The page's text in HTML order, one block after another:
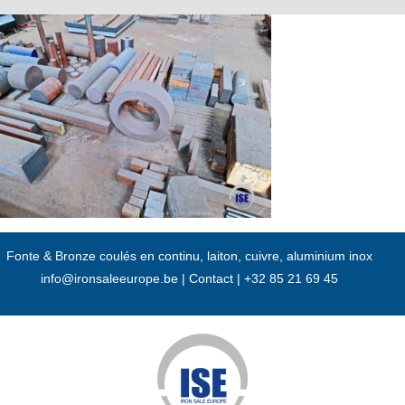
Passer
au
contenu
Fonte & Bronze coulés en continu, laiton, cuivre, aluminium inox
info@ironsaleeurope.be| Contact | +32 85 21 69 45